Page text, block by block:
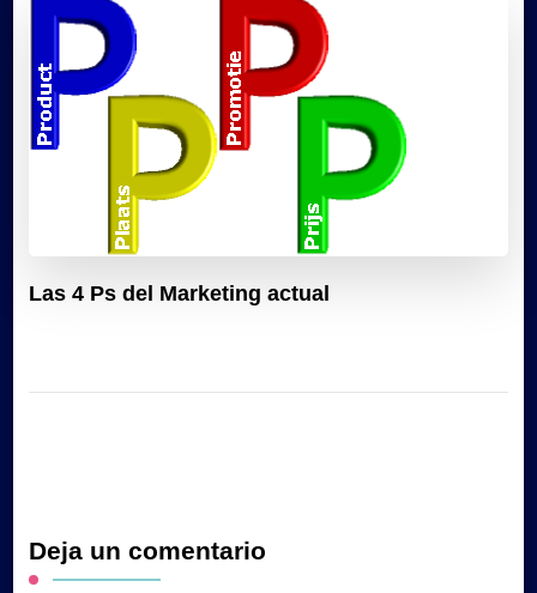
Las 4 Ps del Marketing actual
Deja un comentario